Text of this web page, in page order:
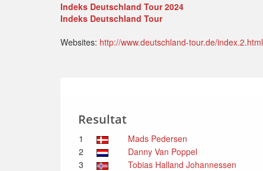
Indeks Deutschland Tour 2024
Indeks Deutschland Tour
Websites: http://www.deutschland-tour.de/index.2.html
Resultat
1 Mads Pedersen
2
Danny Van Poppel
3
Tobias Halland Johannessen